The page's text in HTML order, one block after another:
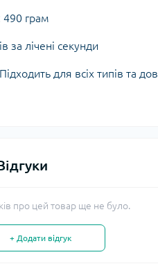
490 грам
за лічені секунди
для всіх типів та
про цей товар ще не було.
+ Додати відгук